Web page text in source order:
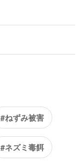
#ねずみ被害
#ネズミ毒餌